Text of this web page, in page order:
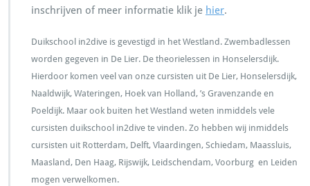
inschrijven of meer informatie klik je hier.
Duikschool in2dive is gevestigd in het Westland. Zwembadlessen
worden gegeven in De Lier. De theorielessen in Honselersdijk.
Hierdoor komen veel van onze cursisten uit De Lier, Honselersdijk,
Naaldwijk, Wateringen, Hoek van Holland, ’s Gravenzande en
Poeldijk. Maar ook buiten het Westland weten inmiddels vele
cursisten duikschool in2dive te vinden. Zo hebben wij inmiddels
cursisten uit Rotterdam, Delft, Vlaardingen, Schiedam, Maassluis,
Maasland, Den Haag, Rijswijk, Leidschendam, Voorburg en Leiden
mogen verwelkomen.